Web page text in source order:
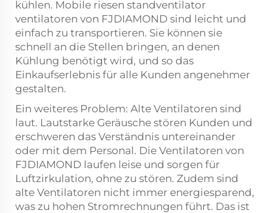
kühlen. Mobile riesen standventilator
ventilatoren von FJDIAMOND sind leicht und
einfach zu transportieren. Sie können sie
schnell an die Stellen bringen, an denen
Kühlung benötigt wird, und so das
Einkaufserlebnis für alle Kunden angenehmer
gestalten.
Ein weiteres Problem: Alte Ventilatoren sind
laut. Lautstarke Geräusche stören Kunden und
erschweren das Verständnis untereinander
oder mit dem Personal. Die Ventilatoren von
FJDIAMOND laufen leise und sorgen für
Luftzirkulation, ohne zu stören. Zudem sind
alte Ventilatoren nicht immer energiesparend,
was zu hohen Stromrechnungen führt. Das ist